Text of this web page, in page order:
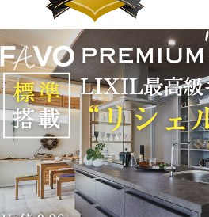
会社案内
スタッフ紹介
コンセプト
家づくりのすすめ方<Q&A>
商品紹介
お問合せ